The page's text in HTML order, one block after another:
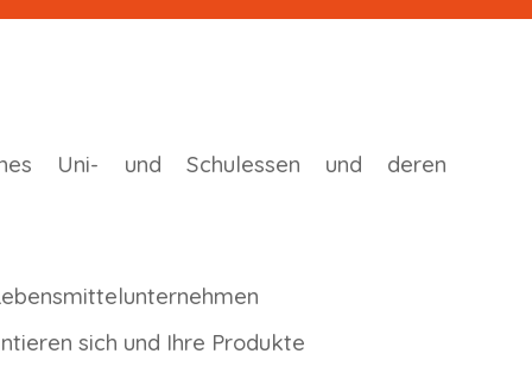
Uni- und Schulessen und deren
sich und Ihre Produkte